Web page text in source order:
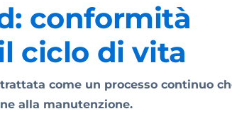
conformità
ciclo di vita
come un processo continuo
alla manutenzione.